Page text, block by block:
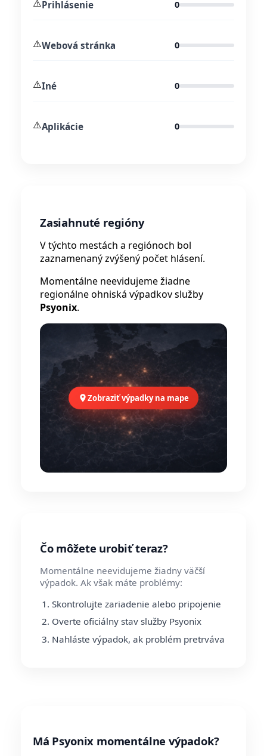
⚠️Prihlásenie 0
⚠️Webová stránka 0
⚠️Iné 0
⚠️Aplikácie 0
Zasiahnuté regióny
V týchto mestách a regiónoch bol
zaznamenaný zvýšený počet hlásení.
Momentálne neevidujeme žiadne
regionálne ohniská výpadkov služby
Psyonix.
Zobraziť výpadky na mape
Čo môžete urobiť teraz?
Momentálne neevidujeme žiadny väčší
výpadok. Ak však máte problémy:
Skontrolujte zariadenie alebo pripojenie
Overte oficiálny stav služby Psyonix
Nahláste výpadok, ak problém pretrváva
Má Psyonix momentálne výpadok?